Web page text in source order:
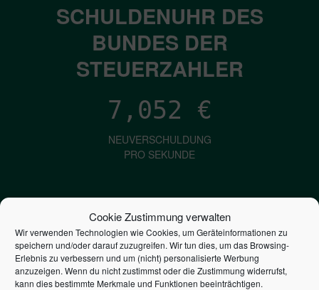
Cookie Zustimmung verwalten
Wir verwenden Technologien wie Cookies, um Geräteinformationen zu
speichern und/oder darauf zuzugreifen. Wir tun dies, um das Browsing-
Erlebnis zu verbessern und um (nicht) personalisierte Werbung
anzuzeigen. Wenn du nicht zustimmst oder die Zustimmung widerrufst,
kann dies bestimmte Merkmale und Funktionen beeinträchtigen.
SCHULDENUHR DES
BUNDES DER
STEUERZAHLER
7,052 €
NEUVERSCHULDUNG
PRO SEKUNDE
1,601€
ZINSEN
PRO SEKUNDE